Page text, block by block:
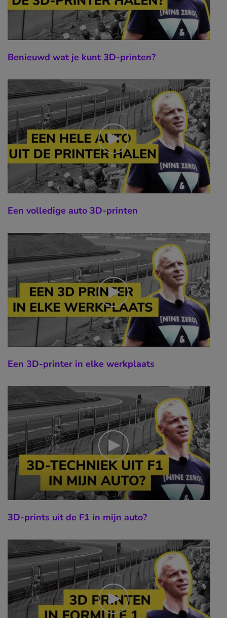
Benieuwd wat je kunt 3D-printen?
Een volledige auto 3D-printen
Een 3D-printer in elke werkplaats
3D-prints uit de F1 in mijn auto?